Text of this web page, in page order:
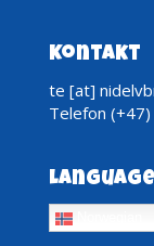
Kontakt
te [at]
Telefon
Language
Norwegian